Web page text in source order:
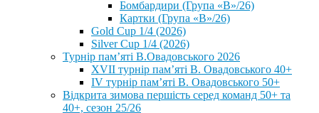
Бомбардири (Група «В»/26)
Картки (Група «В»/26)
Gold Cup 1/4 (2026)
Silver Cup 1/4 (2026)
Турнір пам’яті В.Овадовського 2026
XVII турнір пам’яті В. Овадовського 40+
IV турнір пам’яті В. Овадовського 50+
Відкрита зимова першість серед команд 50+ та
40+, сезон 25/26